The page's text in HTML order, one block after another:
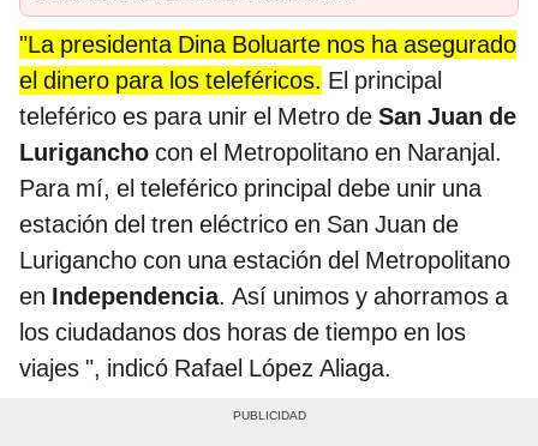
"La presidenta Dina Boluarte nos ha asegurado
el dinero para los teleféricos. El principal
teleférico es para unir el Metro de San Juan de
Lurigancho con el Metropolitano en Naranjal.
Para mí, el teleférico principal debe unir una
estación del tren eléctrico en San Juan de
Lurigancho con una estación del Metropolitano
en Independencia. Así unimos y ahorramos a
los ciudadanos dos horas de tiempo en los
viajes ", indicó Rafael López Aliaga.